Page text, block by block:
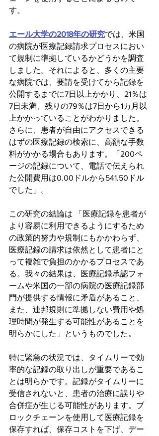
す。
エール大学の2018年の研究では、米国
の病院が医療記録請求プロセスにおい
て規制に準拠しているかどうかを調査
しました。それによると、多くの主要
な病院では、要請を受けてから記録を
公開するまでに7日以上かかり、21％は
7日未満、残りの79％は7日から1カ月以
上かかっていることがわかりました。
さらに、患者が自由にアクセスできる
はずの医療記録の検索に、高額な手数
料がかかる場合もあります。「200ペ
ージの記録について、電話で伝えられ
た公開費用は0.00ドルから541.50ドル
でした」。
この研究の結論は 「医療記録を患者が
より容易に利用できるようにするため
の政策的努力や規制にもかかわらず、
医療記録の請求は依然として患者にと
って複雑で負担のかかるプロセスであ
る。我々の結果は、医療記録承認フォ
ームや米国の一部の病院の医療記録部
門が提供する情報に矛盾があること、
また、連邦規則に準拠しない費用や処
理時間が発生する可能性があることを
明らかにした」というものでした。
特に緊急の状況では、タイムリーで効
率的な記録の取り出しが重要であるこ
とは明らかです。記録がタイムリーに
受信されないと、患者の治療に誤りや
合併症が生じる可能性があります。ブ
ロックチェーンを使用して医療記録を
保存すれば、保存コストを下げ、デー